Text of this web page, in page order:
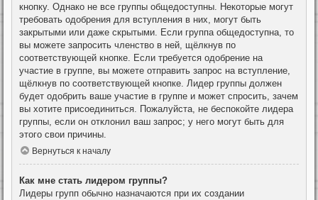
кнопку. Однако не все группы общедоступны. Некоторые могут
требовать одобрения для вступления в них, могут быть
закрытыми или даже скрытыми. Если группа общедоступна, то
вы можете запросить членство в ней, щёлкнув по
соответствующей кнопке. Если требуется одобрение на
участие в группе, вы можете отправить запрос на вступление,
щёлкнув по соответствующей кнопке. Лидер группы должен
будет одобрить ваше участие в группе и может спросить, зачем
вы хотите присоединиться. Пожалуйста, не беспокойте лидера
группы, если он отклонил ваш запрос; у него могут быть для
этого свои причины.
Вернуться к началу
Как мне стать лидером группы?
Лидеры групп обычно назначаются при их создании